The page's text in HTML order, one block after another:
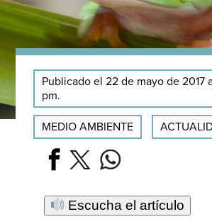
Publicado el 22 de mayo de 2017
pm.
MEDIO AMBIENTE
Escucha el artículo